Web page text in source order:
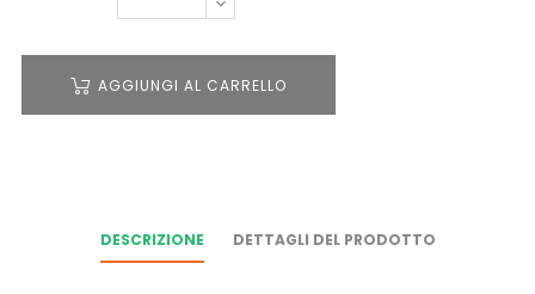
AGGIUNGI AL CARRELLO
DESCRIZIONE DETTAGLI DEL PRODOTTO